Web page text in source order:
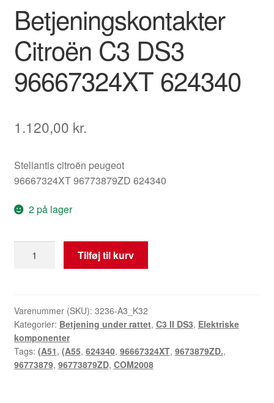
Betjeningskontakter
Citroën C3 DS3
96667324XT 624340
1.120,00 kr.
Stellantis citroën peugeot
96667324XT 96773879ZD 624340
2 på lager
Betjeningskontakter
Citroën
96667324XT
624340
antal
Tilføj til kurv
Varenummer (SKU): 3236-A3_K32
Kategorier: Betjening under rattet, C3 II DS3, Elektriske
komponenter
Tags: (A51, (A55, 624340, 96667324XT, 9673879ZD.,
96773879, 96773879ZD, COM2008